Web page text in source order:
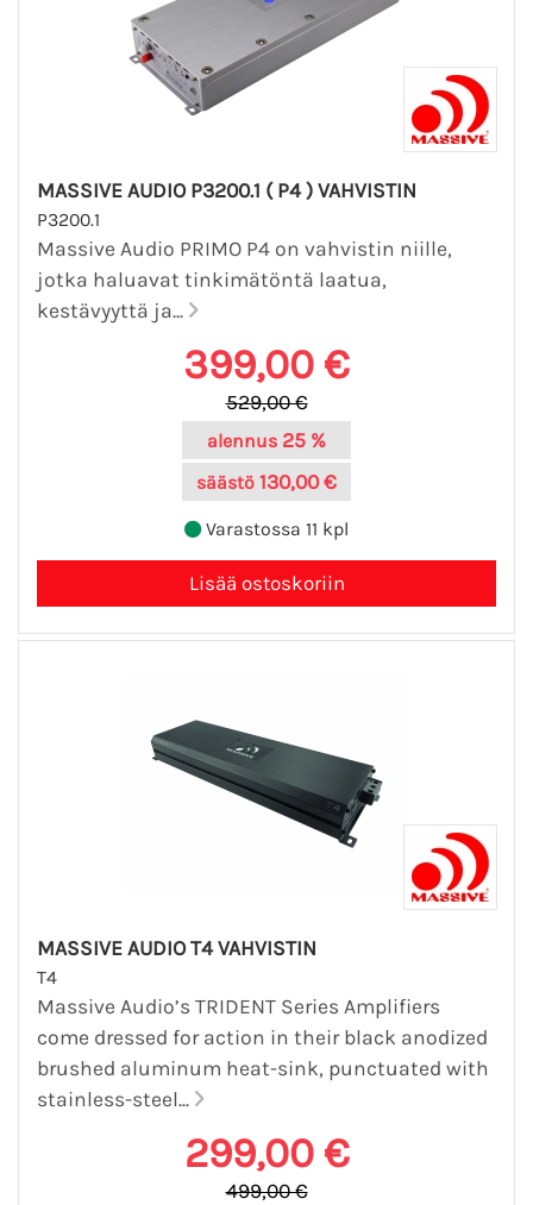
MASSIVE AUDIO P3200.1 ( P4 ) VAHVISTIN
P3200.1
Massive Audio PRIMO P4 on vahvistin niille,
jotka haluavat tinkimätöntä laatua,
kestävyyttä ja...
399,00 €
529,00 €
alennus 25 %
säästö 130,00 €
Varastossa 11 kpl
MASSIVE AUDIO T4 VAHVISTIN
T4
Massive Audio’s TRIDENT Series Amplifiers
come dressed for action in their black anodized
brushed aluminum heat-sink, punctuated with
stainless-steel...
299,00 €
499,00 €